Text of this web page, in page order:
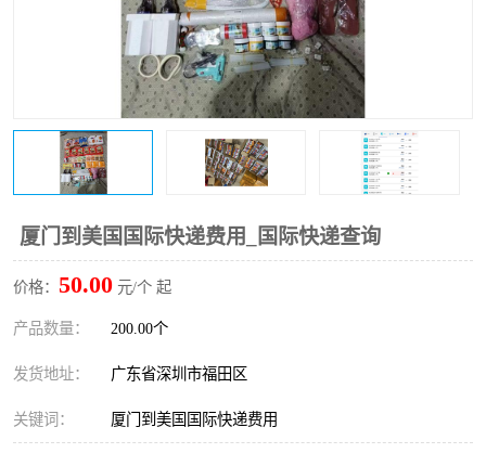
厦门到美国国际快递费用_国际快递查询
价格： 50.00 元/个 起
产品数量： 200.00个
发货地址： 广东省深圳市福田区
关键词： 厦门到美国国际快递费用
DHL国际快递电话 深圳国际快递
新能源电池出口物流